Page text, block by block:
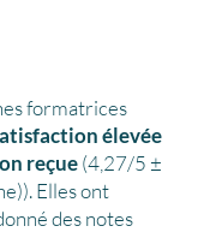
formatrices
élevée
reçue(4,27/5 ±
Elles ont
des notes